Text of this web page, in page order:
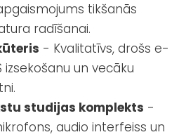
tikšanās
radīšanai.
- Kvalitatīvs, drošs e-
izsekošanu un vecāku
studijas komplekts -
audio interfeiss un